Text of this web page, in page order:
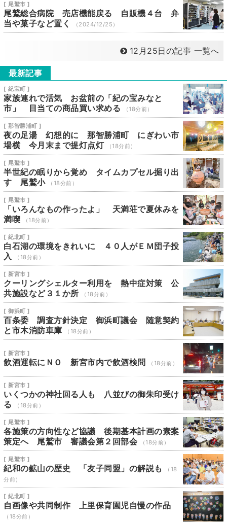
[ 尾鷲市 ]
尾鷲総合病院 売店機能戻る 自販機４台 弁
当や菓子など置く
（2024/12/25）
12月25日の記事 一覧へ
最新記事
[ 紀宝町 ]
家族連れで活気 お盆前の「紀の宝みなと
市」 目当ての商品買い求める
（18分前）
[ 那智勝浦町 ]
夜の足湯 幻想的に 那智勝浦町 にぎわい市
場横 今月末まで提灯点灯
（18分前）
[ 尾鷲市 ]
半世紀の眠りから覚め タイムカプセル掘り出
す 尾鷲小
（18分前）
[ 尾鷲市 ]
「いろんなもの作ったよ」 天満荘で夏休みを
満喫
（18分前）
[ 紀北町 ]
白石湖の環境をきれいに ４０人がＥＭ団子投
入
（18分前）
[ 新宮市 ]
クーリングシェルター利用を 熱中症対策 公
共施設など３１か所
（18分前）
[ 御浜町 ]
百条委 調査方針決定 御浜町議会 随意契約
と市木消防車庫
（18分前）
[ 新宮市 ]
飲酒運転にＮＯ 新宮市内で飲酒検問 （18分前）
[ 新宮市 ]
いくつかの神社回る人も 八並びの御朱印受け
る
（18分前）
[ 尾鷲市 ]
各施策の方向性など協議 後期基本計画の素案
策定へ 尾鷲市 審議会第２回部会
（18分前）
[ 尾鷲市 ]
紀和の鉱山の歴史 「友子同盟」の解説も
（18
分前）
[ 紀北町 ]
自画像や共同制作 上里保育園児自慢の作品
（18分前）